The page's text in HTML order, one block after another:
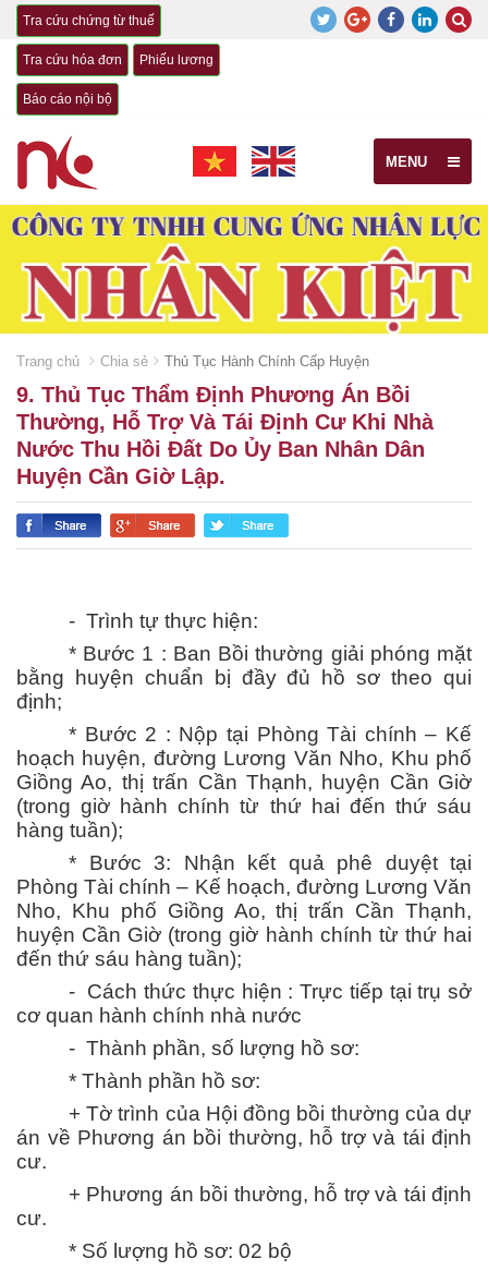
Tra cứu chứng từ thuế
Tra cứu hóa đơn Phiếu lương
Báo cáo nội bộ
MENU
Trang chủ Chia sẻ Thủ Tục Hành Chính Cấp Huyện
9. Thủ Tục Thẩm Định Phương Án Bồi
Thường, Hỗ Trợ Và Tái Định Cư Khi Nhà
Nước Thu Hồi Đất Do Ủy Ban Nhân Dân
Huyện Cần Giờ Lập.
- Trình tự thực hiện:
* Bước 1 : Ban Bồi thường giải phóng mặt
bằng huyện chuẩn bị đầy đủ hồ sơ theo qui
định;
* Bước 2 : Nộp tại Phòng Tài chính – Kế
hoạch huyện, đường Lương Văn Nho, Khu phố
Giồng Ao, thị trấn Cần Thạnh, huyện Cần Giờ
(trong giờ hành chính từ thứ hai đến thứ sáu
hàng tuần);
* Bước 3: Nhận kết quả phê duyệt tại
Phòng Tài chính – Kế hoạch, đường Lương Văn
Nho, Khu phố Giồng Ao, thị trấn Cần Thạnh,
huyện Cần Giờ (trong giờ hành chính từ thứ hai
đến thứ sáu hàng tuần);
- Cách thức thực hiện : Trực tiếp tại trụ sở
cơ quan hành chính nhà nước
- Thành phần, số lượng hồ sơ:
* Thành phần hồ sơ:
+ Tờ trình của Hội đồng bồi thường của dự
án về Phương án bồi thường, hỗ trợ và tái định
cư.
+ Phương án bồi thường, hỗ trợ và tái định
cư.
* Số lượng hồ sơ: 02 bộ